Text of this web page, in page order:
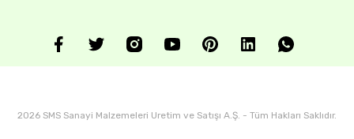
2026 SMS Sanayi Malzemeleri Uretim ve Satışı A.Ş. - Tüm Hakları Saklıdır.